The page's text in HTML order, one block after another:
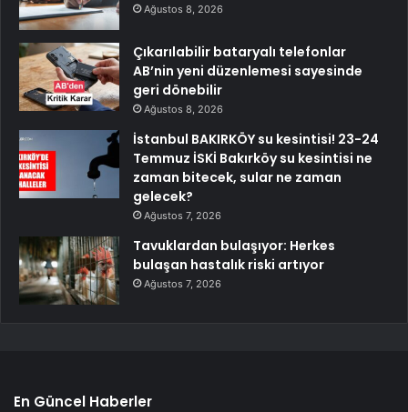
Ağustos 8, 2026
Çıkarılabilir bataryalı telefonlar
AB’nin yeni düzenlemesi sayesinde
geri dönebilir
Ağustos 8, 2026
İstanbul BAKIRKÖY su kesintisi! 23-24
Temmuz İSKİ Bakırköy su kesintisi ne
zaman bitecek, sular ne zaman
gelecek?
Ağustos 7, 2026
Tavuklardan bulaşıyor: Herkes
bulaşan hastalık riski artıyor
Ağustos 7, 2026
En Güncel Haberler